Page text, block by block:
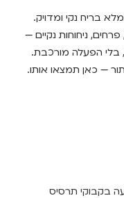
בריח נקי ומדויק.
ניחוחות נקיים —
בלי הפעלה מורכבת.
— כאן תמצאו אותו.